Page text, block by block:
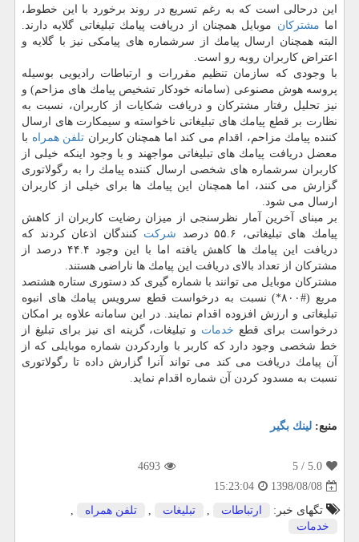
این درحالی است كه به رغم تسریع در روند برخورد با این خطوط،
اما مشتركان موبایل همچنان از دریافت پیامك تبلیغاتی گلایه دارند.
البته همچنان ارسال پیامك از سرشماره های پیامكی نیز با گلایه و
اعتراض كاربران روبه رو است.
با وجودی كه سازمان تنظیم مقررات و ارتباطات رادیویی بوسیله
پروسه هوش مصنوعی (سامانه خودكار تشخیص پیامك های مزاحم) و
نیز تحلیل رفتار مشتركان و دریافت شكایات از كاربران، نسبت به
نظارت بر قطع پیامك های تبلیغاتی ناخواسته و سیمكارت های ارسال
كننده پیامك مزاحم، اقدام می كند اما همچنان كاربران تلفن همراه با
معضل دریافت پیامك های تبلیغاتی مواجهند و با وجود اینكه خیلی از
كاربران سرشماره های شخصی ارسال كننده پیامك را به رگولاتوری
گزارش می كنند، اما همچنان این پیامك ها برای خیلی از كاربران
ارسال می شود.
بر مبنای آخرین آمار نظرسنجی از میزان رضایت كاربران از كاهش
پیامك های تبلیغاتی، ۵۵.۶ درصد
شركت كنندگان اذعان كردند كه
دریافت این پیامك ها كاهش یافته اما با این وجود ۴۴.۴ درصد از
مشتركان از تعداد بالای دریافت این پیامك ها ناراضی هستند.
مشتركان موبایل می توانند با شماره گیری كد دستوری ستاره هشتصد
مربع (#۸۰۰*) نسبت به درخواست قطع سرویس پیامك های انبوه
تبلیغاتی و ارزش افزوده اقدام نمایند. در این سامانه علاوه بر امكان
درخواست برای قطع خدمات و تبلیغات، گزینه ای نیز برای تبلیغ از
خط شخصی وجود دارد كه كاربر با واردكردن شماره موبایلی كه از
آن پیامك دریافت می كند می تواند آنرا گزارش داده تا رگولاتوری
نسبت به مسدود كردن آن شماره اقدام نماید.
منبع: لینك بگیر
5.0
/ 5
4693
1398/08/08
15:23:04
تگهای خبر:
ارتباطات , تبلیغات , تلفن همراه
,
خدمات